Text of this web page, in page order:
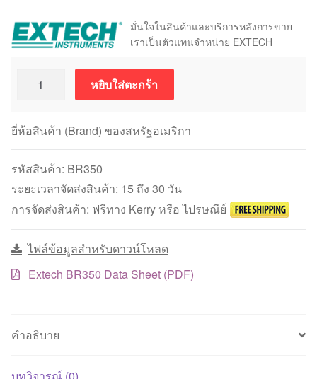
มั่นใจในสินค้าและบริการหลังการขาย
เราเป็นตัวแทนจำหน่าย EXTECH
Extech
BR350
กล้อง
ส่อง
เพดาน
และ
ที่
ชิ้น
หยิบใส่ตะกร้า
ยี่ห้อสินค้า (Brand) ของสหรัฐอเมริกา
รหัสสินค้า: BR350
ระยะเวลาจัดส่งสินค้า: 15 ถึง 30 วัน
การจัดส่งสินค้า: ฟรีทาง Kerry หรือ ไปรษณีย์
ไฟล์ข้อมูลสำหรับดาวน์โหลด
Extech BR350 Data Sheet (PDF)
คำอธิบาย